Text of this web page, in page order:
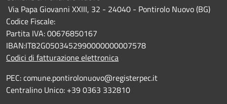
Via Papa Giovanni XXIII, 32 - 24040 - Pontirolo Nuovo (BG)
Codice Fiscale:
Partita IVA: 00676850167
IBAN:IT82G0503452990000000007578
Codici di fatturazione elettronica
PEC: comune.pontirolonuovo@registerpec.it
Centralino Unico: +39 0363 332810